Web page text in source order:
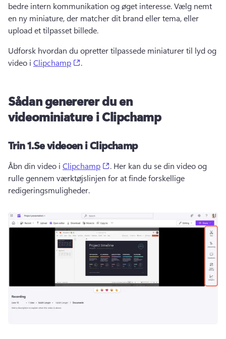
bedre intern kommunikation og øget interesse. Vælg nemt
en ny miniature, der matcher dit brand eller tema, eller
upload et tilpasset billede.
Udforsk hvordan du opretter tilpassede miniaturer til lyd og
video i Clipchamp .
Sådan genererer du en
videominiature i Clipchamp
Trin 1.Se videoen i Clipchamp
Åbn din video i Clipchamp (opens in a new tab)
. Her kan du se din video og
rulle gennem værktøjslinjen for at finde forskellige
redigeringsmuligheder.